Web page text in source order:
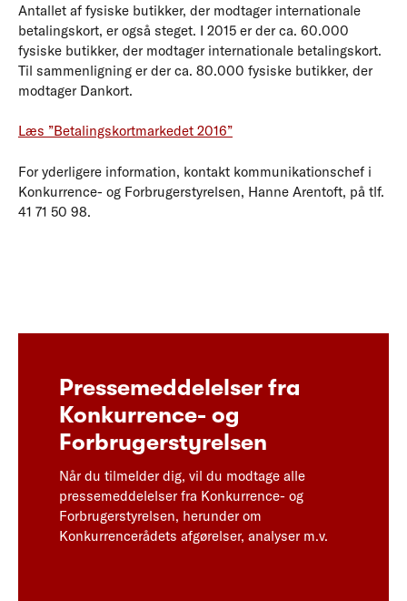
Antallet af fysiske butikker, der modtager internationale
betalingskort, er også steget. I 2015 er der ca. 60.000
fysiske butikker, der modtager internationale betalingskort.
Til sammenligning er der ca. 80.000 fysiske butikker, der
modtager Dankort.
Læs ”Betalingskortmarkedet 2016”
For yderligere information, kontakt kommunikationschef i
Konkurrence- og Forbrugerstyrelsen, Hanne Arentoft, på tlf.
41 71 50 98.
Pressemeddelelser fra
Konkurrence- og
Forbrugerstyrelsen
Når du tilmelder dig, vil du modtage alle
pressemeddelelser fra Konkurrence- og
Forbrugerstyrelsen, herunder om
Konkurrencerådets afgørelser, analyser m.v.